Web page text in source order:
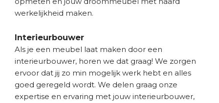
werkelijkheid maken.
Interieurbouwer
Als je een meubel laat maken door een
interieurbouwer, horen we dat graag! We zorgen
ervoor dat jij zo min mogelijk werk hebt en alles
goed geregeld wordt. We delen graag onze
expertise en ervaring met jouw interieurbouwer,